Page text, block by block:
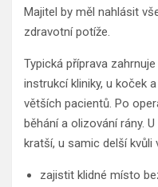
Majitel by měl nahlásit
zdravotní potíže.
Typická příprava
instrukcí kliniky, u koček
větších pacientů. Po
běhání a olizování rány.
kratší, u samic delší
zajistit klidné místo